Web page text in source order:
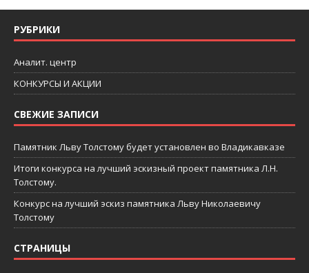
РУБРИКИ
Аналит. центр
КОНКУРСЫ И АКЦИИ
СВЕЖИЕ ЗАПИСИ
Памятник Льву Толстому будет установлен во Владикавказе
Итоги конкурса на лучший эскизный проект памятника Л.Н.
Толстому.
Конкурс на лучший эскиз памятника Льву Николаевичу
Толстому
СТРАНИЦЫ